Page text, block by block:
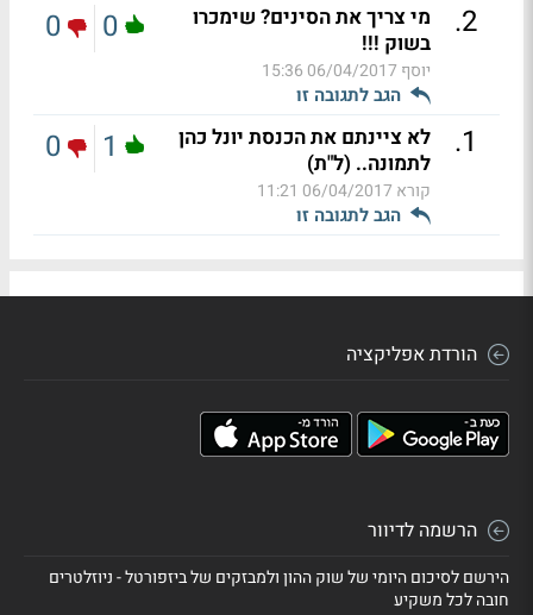
2
.
מי צריך את הסינים? שימכרו
בשוק !!!
יוסף 06/04/2017 15:36
הגב לתגובה זו
0
0
1
.
לא ציינתם את הכנסת יונל כהן
לתמונה.. (ל"ת)
קורא 06/04/2017 11:21
הגב לתגובה זו
1
0
הורדת אפליקציה
הרשמה לדיוור
הירשם לסיכום היומי של שוק ההון ולמבזקים של ביזפורטל - ניוזלטרים
חובה לכל משקיע